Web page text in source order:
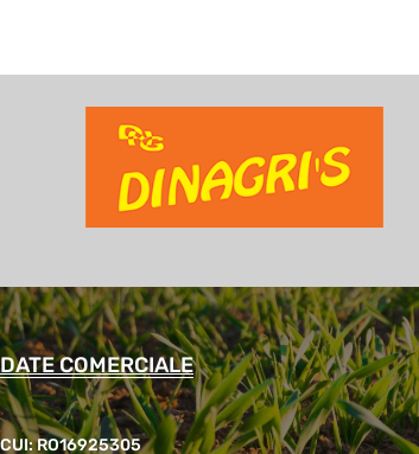
DATE COMERCIALE
CUI: RO16925305